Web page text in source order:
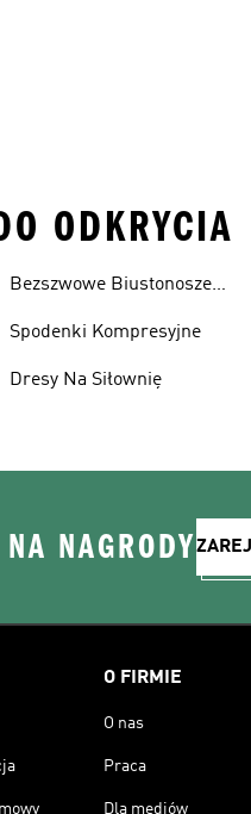
ODKRYCIA
Bezszwowe Biustonosze
Spodenki Kompresyjne
Dresy Na Siłownię
NAGRODY
O FIRMIE
O nas
Praca
Dla mediów